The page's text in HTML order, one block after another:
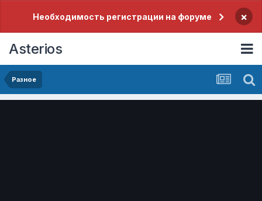
Необходимость регистрации на форуме ×
Asterios
Разное